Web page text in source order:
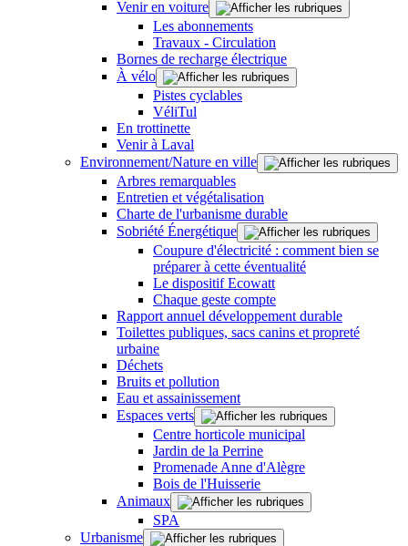
Venir en voiture
Les abonnements
Travaux - Circulation
Bornes de recharge électrique
À vélo
Pistes cyclables
VéliTul
En trottinette
Venir à Laval
Environnement/Nature en ville
Arbres remarquables
Entretien et végétalisation
Charte de l'urbanisme durable
Sobriété Énergétique
Coupure d'électricité : comment bien se
préparer à cette éventualité
Le dispositif Ecowatt
Chaque geste compte
Rapport annuel développement durable
Toilettes publiques, sacs canins et propreté
urbaine
Déchets
Bruits et pollution
Eau et assainissement
Espaces verts
Centre horticole municipal
Jardin de la Perrine
Promenade Anne d'Alègre
Bois de l'Huisserie
Animaux
SPA
Urbanisme